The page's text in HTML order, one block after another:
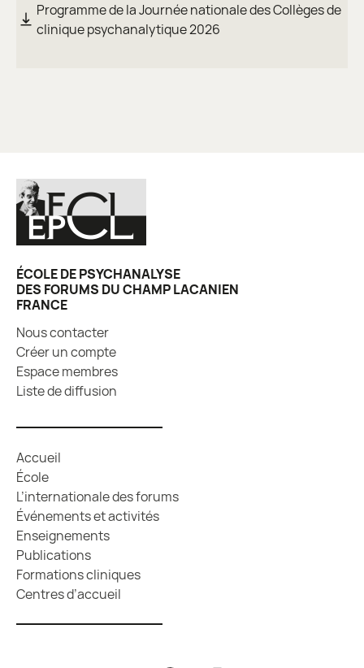
Programme de la Journée nationale des Collèges de
clinique psychanalytique 2026
ÉCOLE DE PSYCHANALYSE
DES FORUMS DU CHAMP LACANIEN
FRANCE
Nous contacter
Créer un compte
Espace membres
Liste de diffusion
Accueil
École
L’internationale des forums
Événements et activités
Enseignements
Publications
Formations cliniques
Centres d’accueil